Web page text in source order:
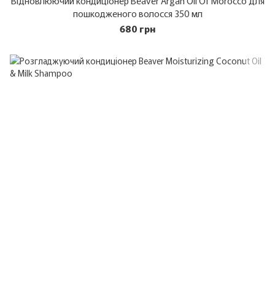
пошкодженого волосся 350 мл
680 грн